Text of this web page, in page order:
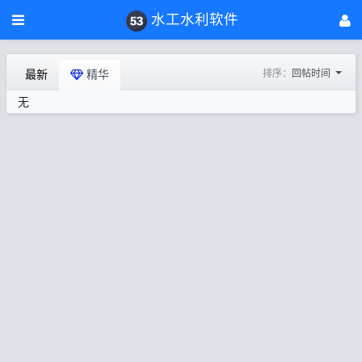
水工水利软件
最新 精华 排序： 回帖时间
无